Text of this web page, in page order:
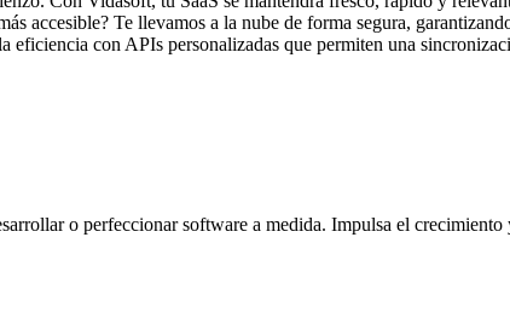
accesible? Te llevamos a la nube de forma segura,
eficiencia con APIs personalizadas que permiten una
o perfeccionar software a medida. Impulsa el crecimiento